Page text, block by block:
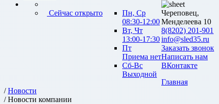
Сейчас открыто
Пн, Ср
08:30-12:00
Вт, Чт
13:00-17:30
Пт
Приема нет
Сб-Вс
Выходной
Череповец,
Менделеева 10
8(8202) 201-901
info@sled35.ru
Заказать звонок
Написать нам
ВКонтакте
Главная
/Новости
/ Новости компании